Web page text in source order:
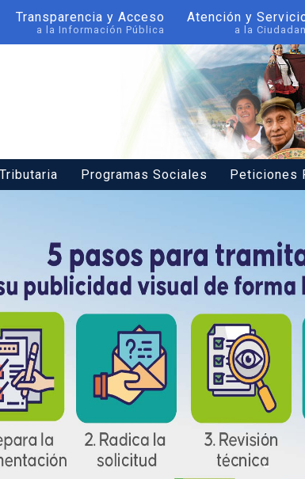
Transparencia y Acceso
a la Información Pública
Atención y
a la
Programas Sociales Peticiones